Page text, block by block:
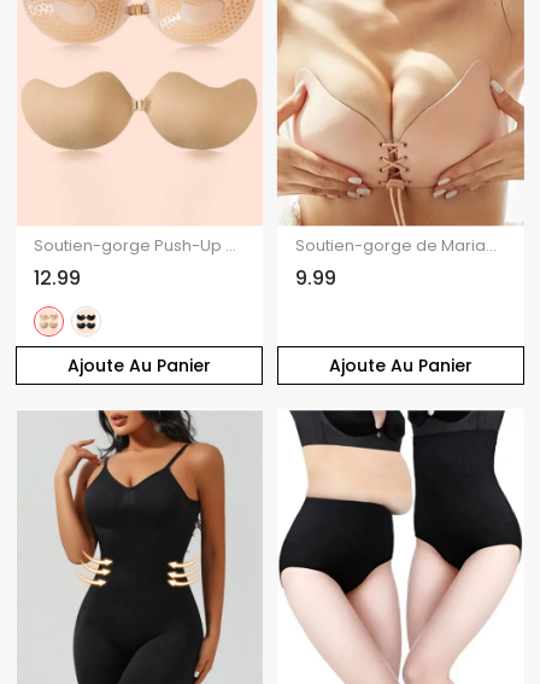
Ajoute Au Panier
Soutien-gorge Push-Up à Bretelles à Boucle en Couleur Solide
12.99
Ajoute Au Panier
Soutien-gorge de Mariage en Forme D'Ailes à Lacets
9.99